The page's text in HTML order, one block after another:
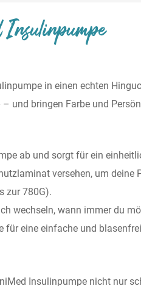
in einen echten
und bringen Farbe und
ab und sorgt für ein
versehen, um deine
zur 780G).
wechseln, wann immer du
für eine einfache und
Insulinpumpe nicht nur